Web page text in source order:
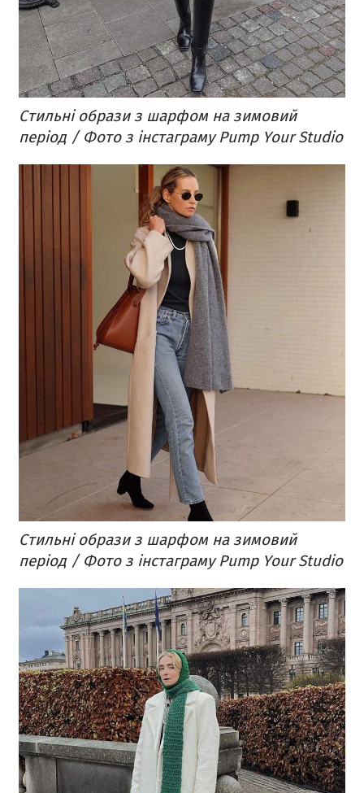
Стильні образи з шарфом на зимовий
період / Фото з інстаграму Pump Your Studio
Стильні образи з шарфом на зимовий
період / Фото з інстаграму Pump Your Studio